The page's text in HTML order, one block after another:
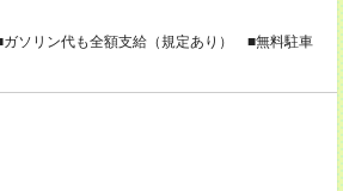
ソリン代も全額支給（規定あり） ■無料駐車